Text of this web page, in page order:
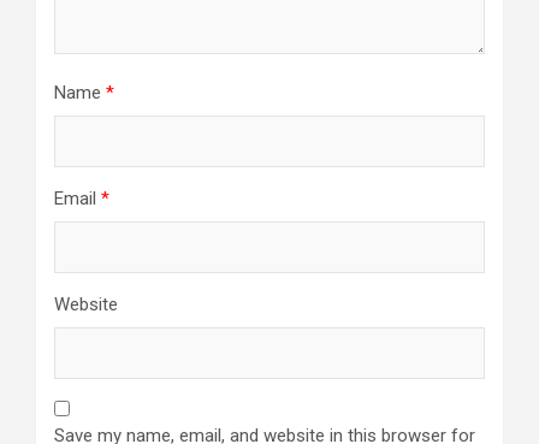
Name *
Email *
Website
Save my name, email, and website in this browser for